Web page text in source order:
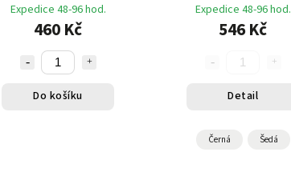
Expedice 48-96 hod.
460 Kč
Do košíku
Expedice 48-96 hod.
546 Kč
Detail
Černá Šedá